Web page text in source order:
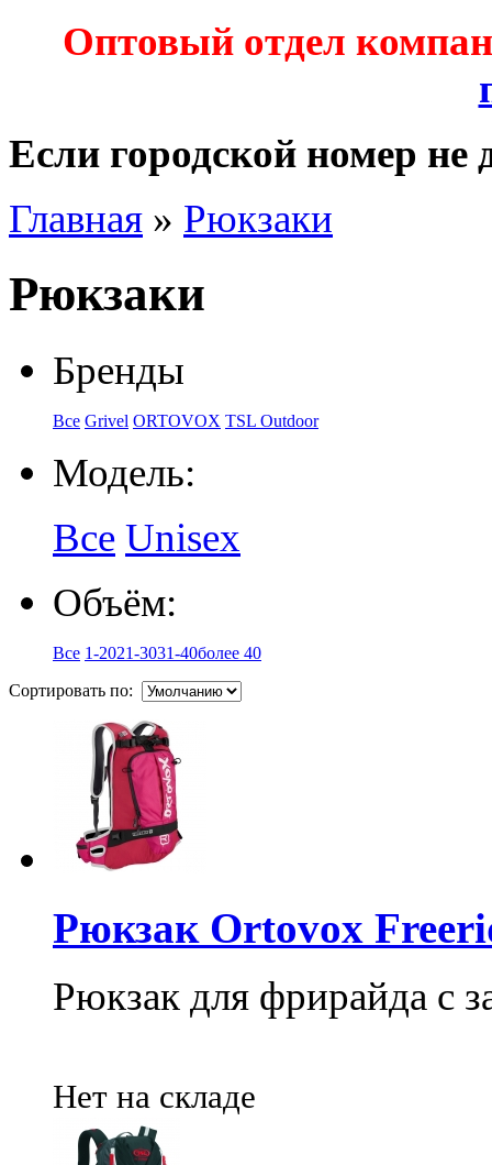
Оптовый отдел
Если городской номер не
Главная » Рюкзаки
Рюкзаки
Бренды
Все Grivel ORTOVOX TSL Outdoor
Модель:
Все Unisex
Объём:
Все 1-2021-3031-40более 40
Сортировать по:
Рюкзак Ortovox
Рюкзак для фрирайда с
Нет на складе